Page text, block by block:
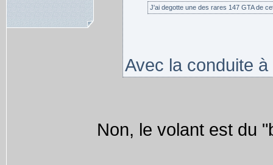
J'ai degotte une des rares 147 GTA de
Avec la conduite à
Non, le volant est du